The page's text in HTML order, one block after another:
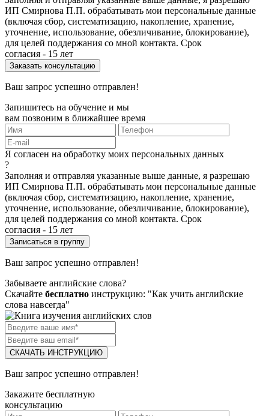
ИП Смирнова П.П. обрабатывать мои персональные данные
(включая сбор, систематизацию, накопление, хранение,
уточнение, использование, обезличивание, блокирование),
для целей поддержания со мной контакта. Срок
согласия - 15 лет
Ваш запрос успешно отправлен!
Запишитесь на обучение и мы
вам позвоним в ближайшее время
Я согласен на обработку моих персональных данных
?
Заполняя и отправляя указанные выше данные, я разрешаю
ИП Смирнова П.П. обрабатывать мои персональные данные
(включая сбор, систематизацию, накопление, хранение,
уточнение, использование, обезличивание, блокирование),
для целей поддержания со мной контакта. Срок
согласия - 15 лет
Ваш запрос успешно отправлен!
Забываете английские слова?
Скачайте бесплатно инструкцию: "Как учить английские
слова навсегда"
СКАЧАТЬ ИНСТРУКЦИЮ
Ваш запрос успешно отправлен!
Закажите бесплатную
консультацию